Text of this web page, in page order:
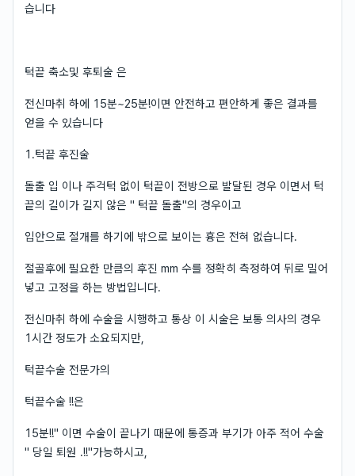
습니다
턱끝 축소및 후퇴술 은
전신마취 하에 15분~25분!이면 안전하고 편안하게 좋은 결과를
얻을 수 있습니다
1.턱끝 후진술
돌출 입 이나 주걱턱 없이 턱끝이 전방으로 발달된 경우 이면서 턱
끝의 길이가 길지 않은 " 턱끝 돌출"의 경우이고
입안으로 절개를 하기에 밖으로 보이는 흉은 전혀 없습니다.
절골후에 필요한 만큼의 후진 mm 수를 정확히 측정하여 뒤로 밀어
넣고 고정을 하는 방법입니다.
전신마취 하에 수술을 시행하고 통상 이 시술은 보통 의사의 경우
1시간 정도가 소요되지만,
턱끝수술 전문가의
턱끝수술 !!은
15분!!" 이면 수술이 끝나기 때문에 통증과 부기가 아주 적어 수술
" 당일 퇴원 .!!"가능하시고,